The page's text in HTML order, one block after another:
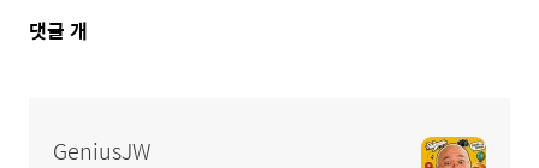
댓
댓글 개
GeniusJW